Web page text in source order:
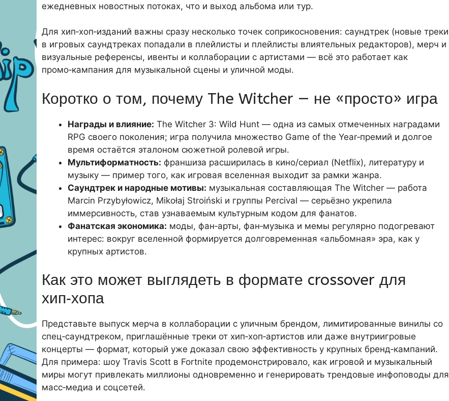
ежедневных новостных потоках, что и выход альбома или тур.
Для хип‑хоп‑изданий важны сразу несколько точек соприкосновения: саундтрек (новые треки
в игровых саундтреках попадали в плейлисты и плейлисты влиятельных редакторов), мерч и
визуальные референсы, ивенты и коллаборации с артистами — всё это работает как
промо‑кампания для музыкальной сцены и уличной моды.
Коротко о том, почему The Witcher — не «просто» игра
Награды и влияние: The Witcher 3: Wild Hunt — одна из самых отмеченных наградами
RPG своего поколения; игра получила множество Game of the Year‑премий и долгое
время остаётся эталоном сюжетной ролевой игры.
Мультиформатность: франшиза расширилась в кино/сериал (Netflix), литературу и
музыку — пример того, как игровая вселенная выходит за рамки жанра.
Саундтрек и народные мотивы: музыкальная составляющая The Witcher — работа
Marcin Przybyłowicz, Mikołaj Stroiński и группы Percival — серьёзно укрепила
иммерсивность, став узнаваемым культурным кодом для фанатов.
Фанатская экономика: моды, фан‑арты, фан‑музыка и мемы регулярно подогревают
интерес: вокруг вселенной формируется долговременная «альбомная» эра, как у
крупных артистов.
Как это может выглядеть в формате crossover для
хип‑хопа
Представьте выпуск мерча в коллаборации с уличным брендом, лимитированные винилы со
спец‑саундтреком, приглашённые треки от хип‑хоп‑артистов или даже внутриигровые
концерты — формат, который уже доказал свою эффективность у крупных бренд‑кампаний.
Для примера: шоу Travis Scott в Fortnite продемонстрировало, как игровой и музыкальный
миры могут привлекать миллионы одновременно и генерировать трендовые инфоповоды для
масс‑медиа и соцсетей.